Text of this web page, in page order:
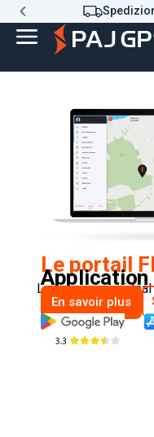
Le portail
Application
Le compagnon
En savoir plus